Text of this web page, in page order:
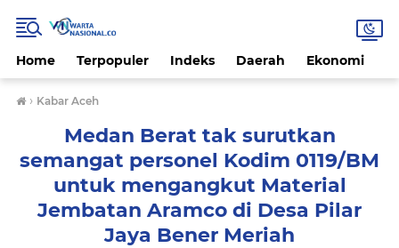
Home Terpopuler Indeks Daerah Ekonomi
› Kabar Aceh
Medan Berat tak surutkan
semangat personel Kodim 0119/BM
untuk mengangkut Material
Jembatan Aramco di Desa Pilar
Jaya Bener Meriah